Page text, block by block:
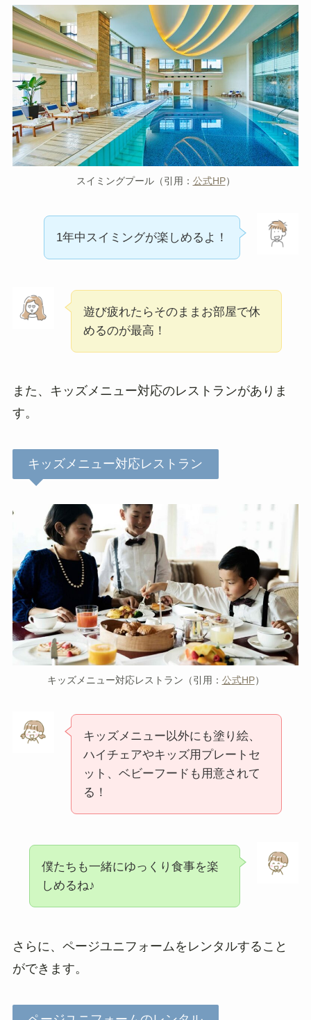
スイミングプール（引用： 公式HP）
1年中スイミングが楽しめるよ！
遊び疲れたらそのままお部屋で休
めるのが最高！
また、キッズメニュー対応のレストランがありま
す。
キッズメニュー対応レストラン
キッズメニュー対応レストラン（引用： 公式HP）
キッズメニュー以外にも塗り絵、
ハイチェアやキッズ用プレートセ
ット、ベビーフードも用意されて
る！
僕たちも一緒にゆっくり食事を楽
しめるね♪
さらに、ページユニフォームをレンタルすること
ができます。